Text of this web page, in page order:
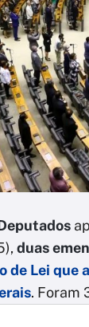
duas
de Lei que
. Foram